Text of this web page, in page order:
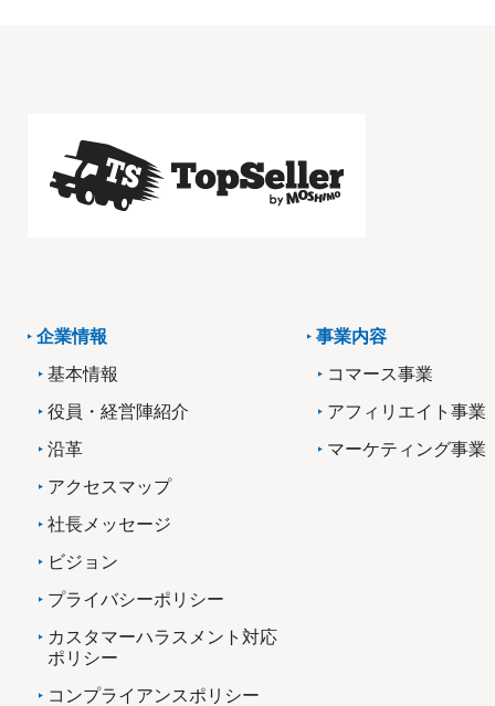
企業情報
基本情報
役員・経営陣紹介
沿革
アクセスマップ
社長メッセージ
ビジョン
プライバシーポリシー
カスタマーハラスメント対応
ポリシー
コンプライアンスポリシー
事業内容
コマース事業
アフィリエイト事業
マーケティング事業